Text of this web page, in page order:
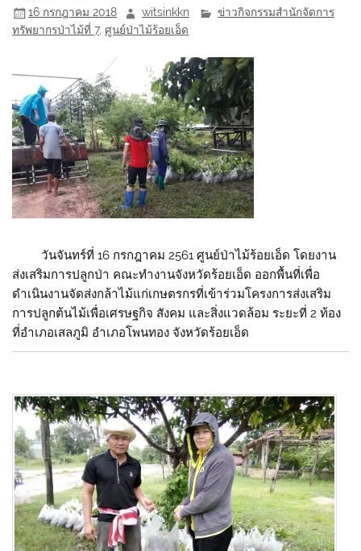
16 กรกฎาคม 2018 witsinkkn
ข่าวกิจกรรมสำนักจัดการ
ทรัพยากรป่าไม้ที่ 7,ศูนย์ป่าไม้ร้อยเอ็ด
วันจันทร์ที่ 16 กรกฎาคม 2561 ศูนย์ป่าไม้ร้อยเอ็ด โดยงาน
ส่งเสริมการปลูกป่า คณะทำงานจังหวัดร้อยเอ็ด ออกพื้นที่เพื่อ
ดำเนินงานจัดส่งกล้าไม้แก่เกษตรกรที่เข้าร่วมโครงการส่งเสริม
การปลูกต้นไม้เพื่อเศรษฐกิจ สังคม และสิ่งแวดล้อม ระยะที่ 2 ท้อง
ที่อำเภอเสลภูมิ อำเภอโพนทอง จังหวัดร้อยเอ็ด